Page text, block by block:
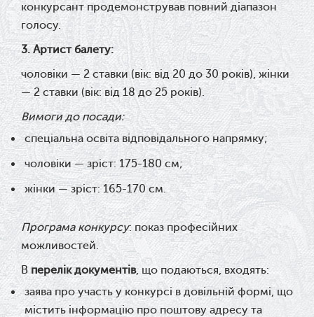
конкурсант продемонстрував повний діапазон
голосу.
3. Артист балету:
чоловіки — 2 ставки (вік: від 20 до 30 років), жінки
— 2 ставки (вік: від 18 до 25 років).
Вимоги до посади:
спеціальна освіта відповідального напрямку;
чоловіки — зріст: 175-180 см;
жінки — зріст: 165-170 см.
Програма конкурсу: показ професійних
можливостей.
В перелік документів, що подаються, входять:
заява про участь у конкурсі в довільній формі, що
містить інформацію про поштову адресу та